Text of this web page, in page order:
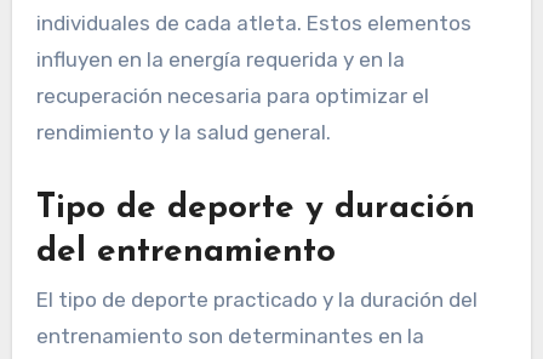
individuales de cada atleta. Estos elementos
influyen en la energía requerida y en la
recuperación necesaria para optimizar el
rendimiento y la salud general.
Tipo de deporte y duración
del entrenamiento
El tipo de deporte practicado y la duración del
entrenamiento son determinantes en la